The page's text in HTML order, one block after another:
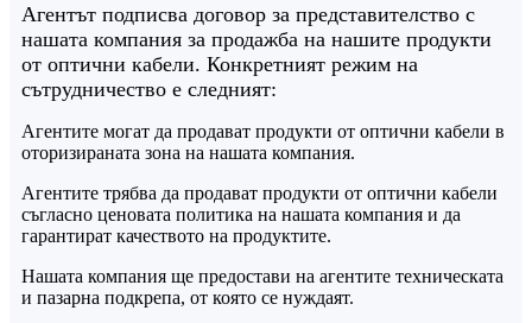
Агентът подписва договор за представителство с
нашата компания за продажба на нашите продукти
от оптични кабели. Конкретният режим на
сътрудничество е следният:
Агентите могат да продават продукти от оптични кабели в
оторизираната зона на нашата компания.
Агентите трябва да продават продукти от оптични кабели
съгласно ценовата политика на нашата компания и да
гарантират качеството на продуктите.
Нашата компания ще предостави на агентите техническата
и пазарна подкрепа, от която се нуждаят.